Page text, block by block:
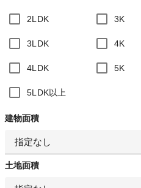
2LDK 3K
3LDK 4K
4LDK 5K
5LDK以上
建物面積
指定なし
土地面積